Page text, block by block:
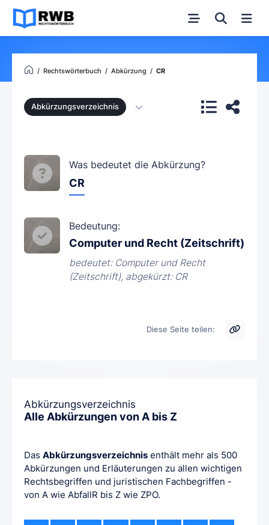
Rechtswörterbuch Abkürzung CR
Abkürzungsverzeichnis
Was bedeutet die Abkürzung?
CR
Bedeutung:
Computer und Recht (Zeitschrift)
bedeutet: Computer und Recht
(Zeitschrift), abgekürzt: CR
Diese Seite teilen:
Abkürzungsverzeichnis
Alle Abkürzungen von A bis Z
Das Abkürzungsverzeichnis enthält mehr als 500
Abkürzungen und Erläuterungen zu allen wichtigen
Rechtsbegriffen und juristischen Fachbegriffen -
von A wie AbfallR bis Z wie ZPO.